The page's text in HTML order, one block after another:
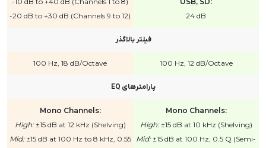
24 dB
-20 dB to +30 dB (Channels 9 to 12)
فیلتر بالاگذر
100 Hz, 12 dB/Octave
100 Hz, 18 dB/Octave
پارامترهای EQ
Mono Channels:
High:±15 dB at 10 kHz (Shelving)
Mid:±15 dB at 100 Hz, 0.5 Q (Semi-
Mono Channels:
High:±15 dB at 12 kHz (Shelving)
Mid:±15 dB at 100 Hz to 8 kHz, 0.55